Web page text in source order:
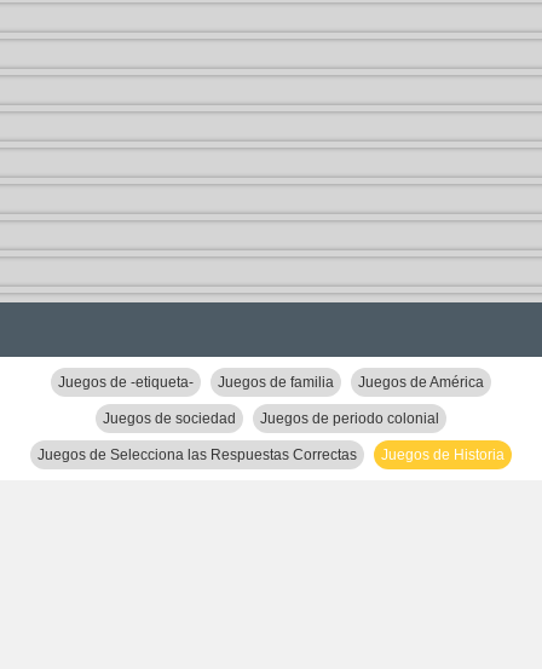
Juegos de -etiqueta- Juegos de familia Juegos de América
Juegos de sociedad Juegos de periodo colonial
Juegos de Selecciona las Respuestas Correctas Juegos de Historia